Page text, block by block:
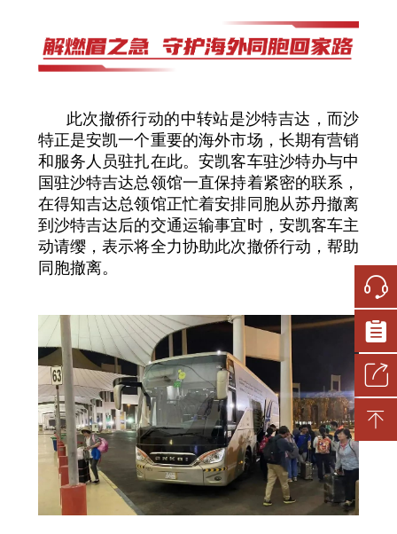
此次撤侨行动的中转站是沙特吉达，而沙
特正是安凯一个重要的海外市场，长期有营销
和服务人员驻扎在此。安凯客车驻沙特办与中
国驻沙特吉达总领馆一直保持着紧密的联系，
在得知吉达总领馆正忙着安排同胞从苏丹撤离
到沙特吉达后的交通运输事宜时，安凯客车主
动请缨，表示将全力协助此次撤侨行动，帮助
同胞撤离。